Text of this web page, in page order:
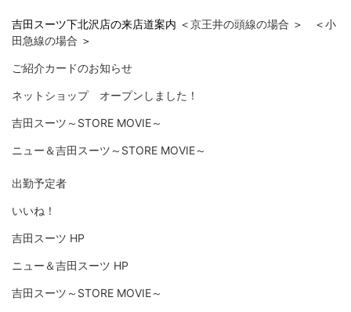
吉田スーツ下北沢店の来店道案内 ＜京王井の頭線の場合 ＞ ＜小
田急線の場合 ＞
ご紹介カードのお知らせ
ネットショップ オープンしました！
吉田スーツ～STORE MOVIE～
ニュー＆吉田スーツ～STORE MOVIE～
出勤予定者
いいね！
吉田スーツ HP
ニュー＆吉田スーツ HP
吉田スーツ～STORE MOVIE～